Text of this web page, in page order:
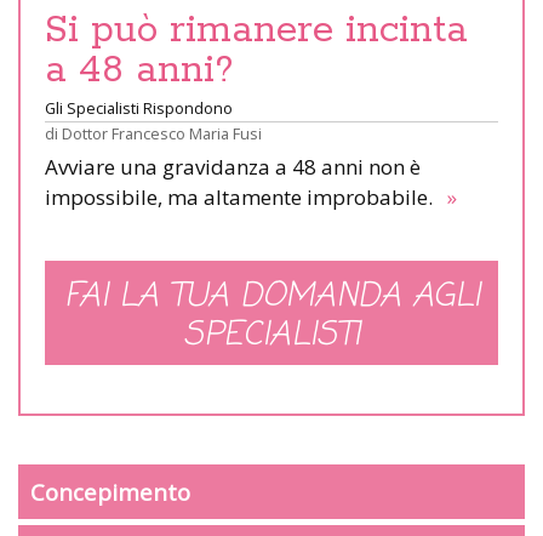
Si può rimanere incinta
a 48 anni?
Gli Specialisti Rispondono
di Dottor Francesco Maria Fusi
Avviare una gravidanza a 48 anni non è
impossibile, ma altamente improbabile. »
FAI LA TUA DOMANDA AGLI
SPECIALISTI
Concepimento